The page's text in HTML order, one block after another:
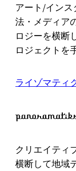
アート/イン
法・メディア
ロジーを横断
ロジェクトを
ライゾマティ
クリエイティ
横断して地域